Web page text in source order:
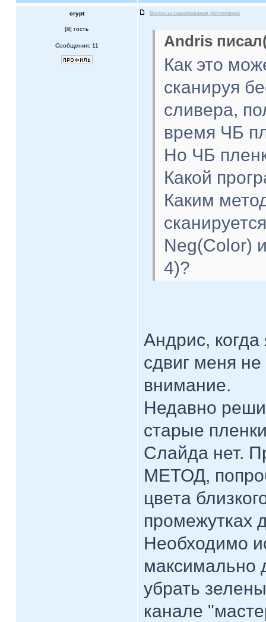
crypt Вопросы сканирования фотоплёнок
[ ] гость
Сообщения: 11 Andris
Как это
сканируя
сливера,
время ЧБ
Но ЧБ
Какой
Каким
Neg(Color)
4)?
Андрис,
сдвиг меня
внимание.
Недавно
старые
Слайда нет.
МЕТОД,
цвета
промежутках
Необходимо
максимально
убрать
канале